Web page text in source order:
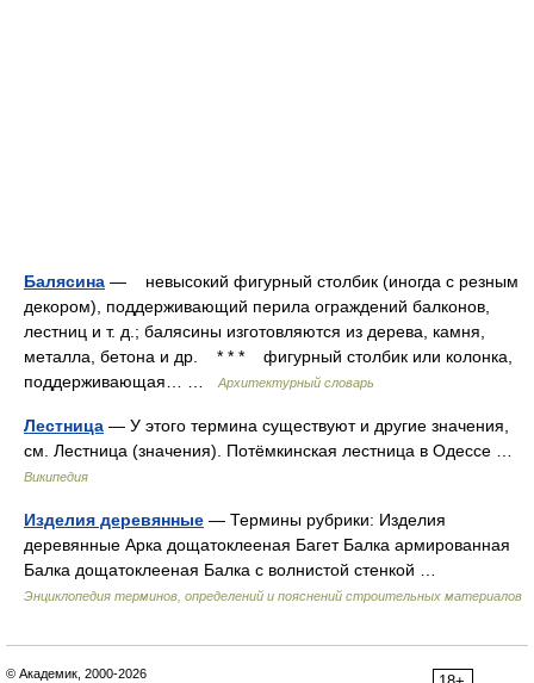
Балясина — невысокий фигурный столбик (иногда с резным
декором), поддерживающий перила ограждений балконов,
лестниц и т. д.; балясины изготовляются из дерева, камня,
металла, бетона и др. * * * фигурный столбик или колонка,
поддерживающая… …Архитектурный словарь
Лестница — У этого термина существуют и другие значения,
см. Лестница (значения). Потёмкинская лестница в Одессе …
Википедия
Изделия деревянные — Термины рубрики: Изделия
деревянные Арка дощатоклееная Багет Балка армированная
Балка дощатоклееная Балка с волнистой стенкой …
Энциклопедия терминов, определений и пояснений строительных материалов
© Академик, 2000-2026